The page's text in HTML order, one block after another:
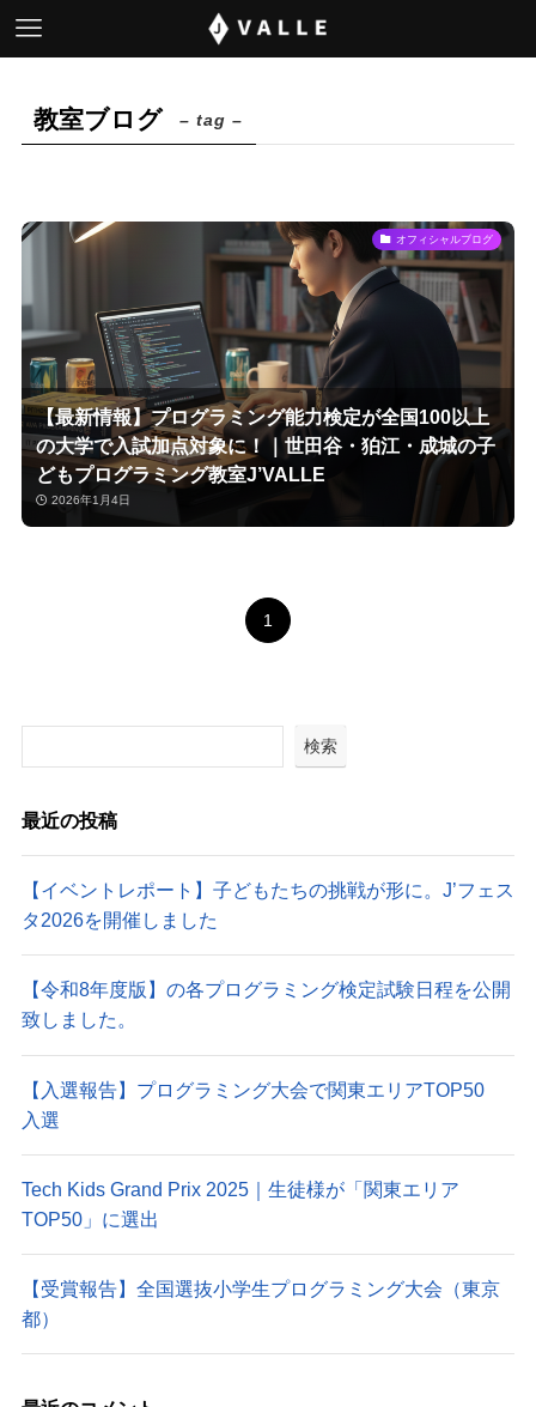
教室ブログ – tag –
オフィシャルブログ
【最新情報】プログラミング能力検定が全国100以上
の大学で入試加点対象に！｜世田谷・狛江・成城の子
どもプログラミング教室J’VALLE
2026年1月4日
1
検索
最近の投稿
【イベントレポート】子どもたちの挑戦が形に。J’フェス
タ2026を開催しました
【令和8年度版】の各プログラミング検定試験日程を公開
致しました。
【入選報告】プログラミング大会で関東エリアTOP50
入選
Tech Kids Grand Prix 2025｜生徒様が「関東エリア
TOP50」に選出
【受賞報告】全国選抜小学生プログラミング大会（東京
都）